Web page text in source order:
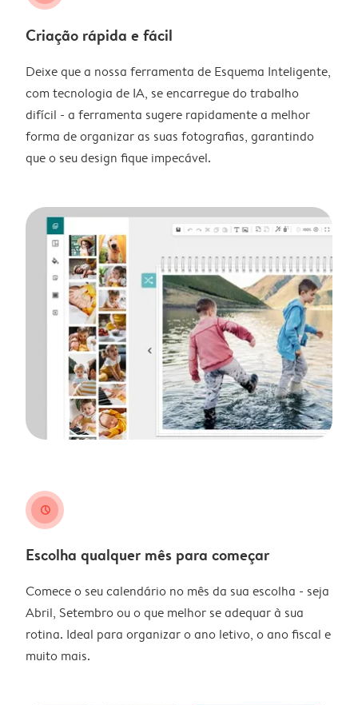
Criação rápida e fácil
Deixe que a nossa ferramenta de Esquema Inteligente,
com tecnologia de IA, se encarregue do trabalho
difícil - a ferramenta sugere rapidamente a melhor
forma de organizar as suas fotografias, garantindo
que o seu design fique impecável.
clock
Escolha qualquer mês para começar
Comece o seu calendário no mês da sua escolha - seja
Abril, Setembro ou o que melhor se adequar à sua
rotina. Ideal para organizar o ano letivo, o ano fiscal e
muito mais.